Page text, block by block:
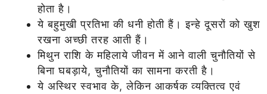
होता है।
ये बहुमुखी प्रतिभा की धनी होती हैं। इन्हे दूसरों को खुश
रखना अच्छी तरह आती हैं।
मिथुन राशि के महिलाये जीवन में आने वाली चुनौतियों से
बिना घबड़ाये, चुनौतियों का सामना करती है।
ये अस्थिर स्वभाव के, लेकिन आकर्षक व्यक्तित्व एवं